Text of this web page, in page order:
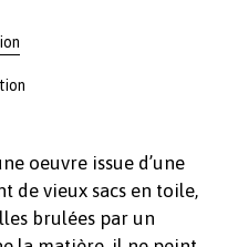
oeuvre issue d’une
de vieux sacs en toile,
brulées par un